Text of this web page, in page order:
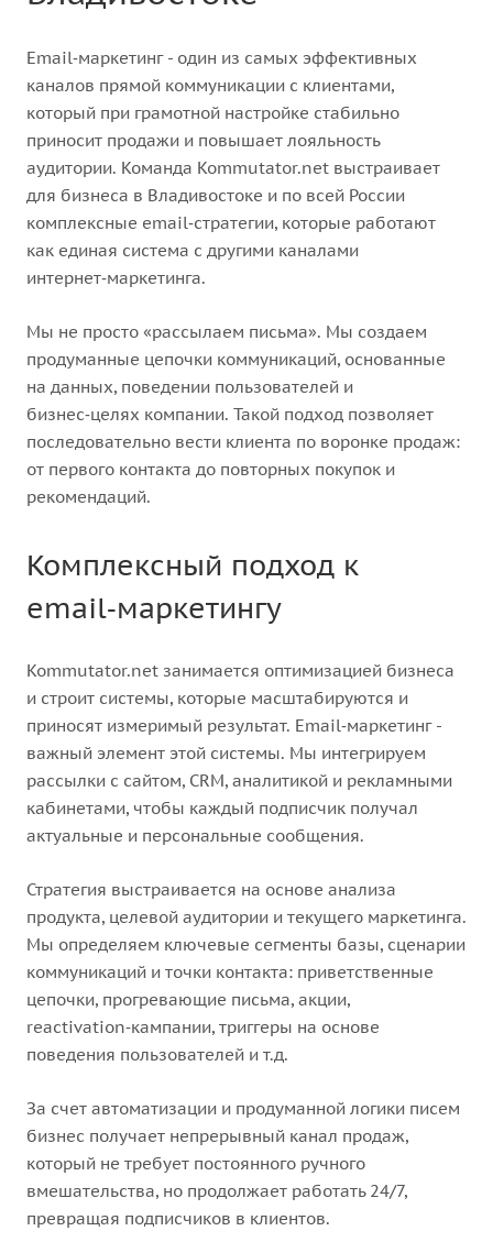
Email‑маркетинг - один из самых эффективных
каналов прямой коммуникации с клиентами,
который при грамотной настройке стабильно
приносит продажи и повышает лояльность
аудитории. Команда Kommutator.net выстраивает
для бизнеса в Владивостоке и по всей России
комплексные email‑стратегии, которые работают
как единая система с другими каналами
интернет‑маркетинга.
Мы не просто «рассылаем письма». Мы создаем
продуманные цепочки коммуникаций, основанные
на данных, поведении пользователей и
бизнес‑целях компании. Такой подход позволяет
последовательно вести клиента по воронке продаж:
от первого контакта до повторных покупок и
рекомендаций.
Комплексный подход к
email‑маркетингу
Kommutator.net занимается оптимизацией бизнеса
и строит системы, которые масштабируются и
приносят измеримый результат. Email‑маркетинг -
важный элемент этой системы. Мы интегрируем
рассылки с сайтом, CRM, аналитикой и рекламными
кабинетами, чтобы каждый подписчик получал
актуальные и персональные сообщения.
Стратегия выстраивается на основе анализа
продукта, целевой аудитории и текущего маркетинга.
Мы определяем ключевые сегменты базы, сценарии
коммуникаций и точки контакта: приветственные
цепочки, прогревающие письма, акции,
reactivation‑кампании, триггеры на основе
поведения пользователей и т.д.
За счет автоматизации и продуманной логики писем
бизнес получает непрерывный канал продаж,
который не требует постоянного ручного
вмешательства, но продолжает работать 24/7,
превращая подписчиков в клиентов.